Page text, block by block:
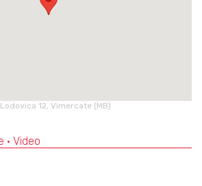
12, Vimercate (MB)
• Video